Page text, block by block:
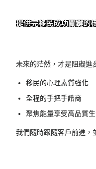
提供完移民成功關鍵的
未來的茫然，才是阻礙進
移民的心理素質強化
全程的手把手諮商
聚焦能量享受高品質
我們隨時跟隨客戶前進，